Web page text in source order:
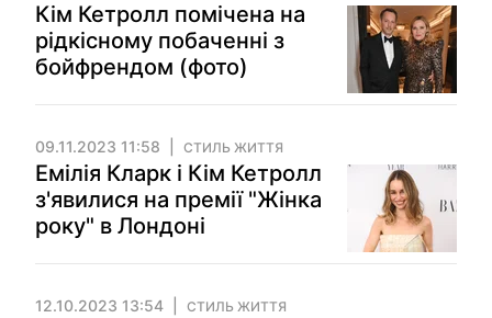
Кім Кетролл помічена на
рідкісному побаченні з
бойфрендом (фото)
09.11.2023 11:58 СТИЛЬ ЖИТТЯ
Емілія Кларк і Кім Кетролл
з'явилися на премії "Жінка
року" в Лондоні
12.10.2023 13:54 СТИЛЬ ЖИТТЯ